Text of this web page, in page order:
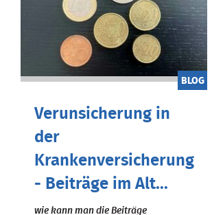
BLOG
Verunsicherung in
der
Krankenversicherung
- Beiträge im Alt...
wie kann man die Beiträge